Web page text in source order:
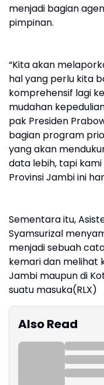
menjadi bagian
pimpinan.
“Kita akan
hal yang perlu kita
komprehensif lagi
mudahan
pak Presiden
bagian program
yang akan
data lebih, tapi kami
Provinsi Jambi ini
Sementara itu,
Syamsurizal
menjadi sebuah
kemari dan melihat
Jambi maupun di
suatu masuka(RLX)
Also Read